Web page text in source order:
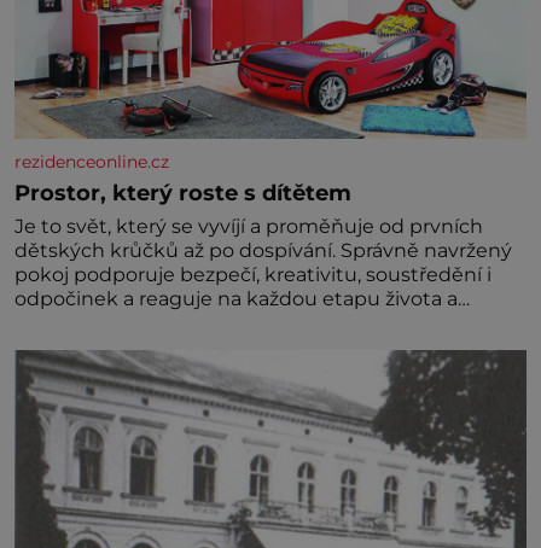
rezidenceonline.cz
Prostor, který roste s dítětem
Je to svět, který se vyvíjí a proměňuje od prvních
dětských krůčků až po dospívání. Správně navržený
pokoj podporuje bezpečí, kreativitu, soustředění i
odpočinek a reaguje na každou etapu života a
jednoduchost, měkkost a bezpečí, proto by pokoj
miminka měl působit především klidně a útulně.
Předškolní věk je